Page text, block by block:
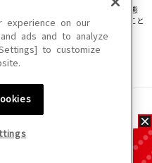
・写真・動画・音声等を、手段や形態
で複製、転載、ファイル化などすること
だけない場合があります。
になる場合があります。
experience on our
ads and to analyze
to customize